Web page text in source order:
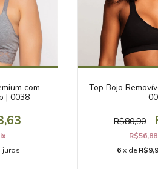
com
| 0038
juros
Top Bojo
R$80,90
6 x de